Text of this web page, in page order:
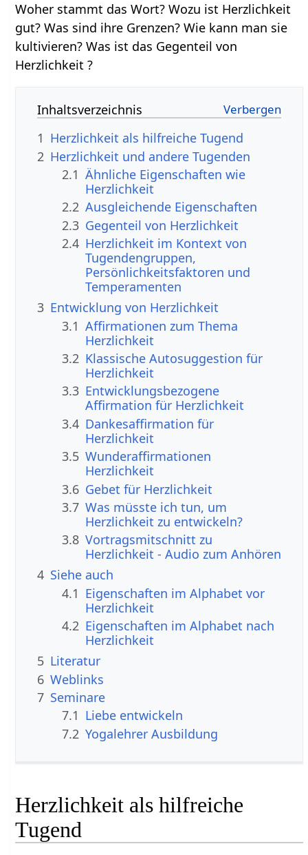
Woher stammt das Wort? Wozu ist Herzlichkeit
gut? Was sind ihre Grenzen? Wie kann man sie
kultivieren? Was ist das Gegenteil von
Herzlichkeit ?
Inhaltsverzeichnis
1 Herzlichkeit als hilfreiche Tugend
2 Herzlichkeit und andere Tugenden
2.1 Ähnliche Eigenschaften wie
Herzlichkeit
2.2 Ausgleichende Eigenschaften
2.3 Gegenteil von Herzlichkeit
2.4 Herzlichkeit im Kontext von
Tugendengruppen,
Persönlichkeitsfaktoren und
Temperamenten
3 Entwicklung von Herzlichkeit
3.1 Affirmationen zum Thema
Herzlichkeit
3.2 Klassische Autosuggestion für
Herzlichkeit
3.3 Entwicklungsbezogene
Affirmation für Herzlichkeit
3.4 Dankesaffirmation für
Herzlichkeit
3.5 Wunderaffirmationen
Herzlichkeit
3.6 Gebet für Herzlichkeit
3.7 Was müsste ich tun, um
Herzlichkeit zu entwickeln?
3.8 Vortragsmitschnitt zu
Herzlichkeit - Audio zum Anhören
4 Siehe auch
4.1 Eigenschaften im Alphabet vor
Herzlichkeit
4.2 Eigenschaften im Alphabet nach
Herzlichkeit
5 Literatur
6 Weblinks
7 Seminare
7.1 Liebe entwickeln
7.2 Yogalehrer Ausbildung
Herzlichkeit als hilfreiche
Tugend